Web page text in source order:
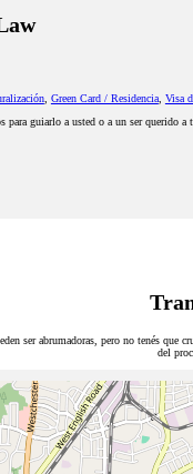
, Green Card / Residencia, Visa
para guiarlo a usted o a un ser querido
ser abrumadoras, pero no tenés que
del